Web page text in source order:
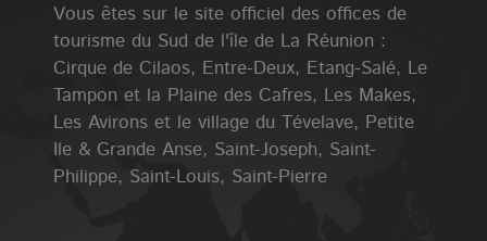
Vous êtes sur le site officiel des offices de
tourisme du Sud de l'île de La Réunion :
Cirque de Cilaos, Entre-Deux, Etang-Salé, Le
Tampon et la Plaine des Cafres, Les Makes,
Les Avirons et le village du Tévelave, Petite
Ile & Grande Anse, Saint-Joseph, Saint-
Philippe, Saint-Louis, Saint-Pierre